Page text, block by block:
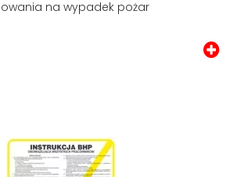
na wypadek pożar